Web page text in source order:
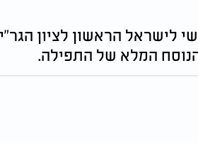
לישראל הראשון לציון
המלא של התפילה.